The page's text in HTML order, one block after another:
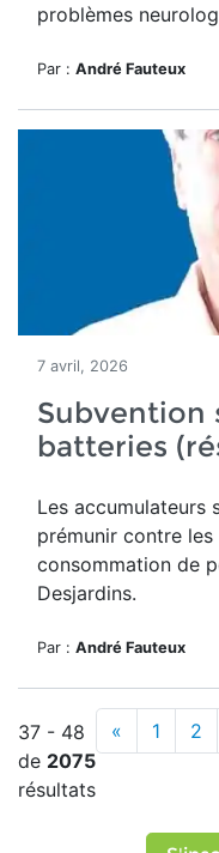
problèmes
Par : André Fauteux
7 avril, 2026
Subvention
batteries
Les accumulateurs
prémunir contre
consommation de
Desjardins.
Par : André Fauteux
37 - 48
de 2075
résultats
« 1 2